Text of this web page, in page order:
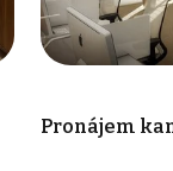
Pronájem